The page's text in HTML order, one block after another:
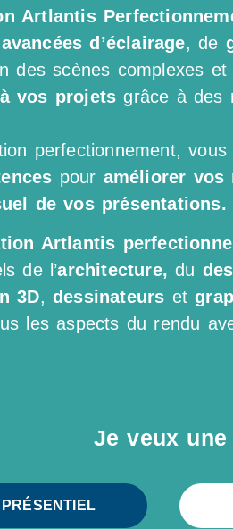
Artlantis
d’éclairage, de
des scènes complexes
vos projets grâce à des
perfectionnement,
pour améliorer vos
de vos présentations.
Artlantis
de l’architecture, du
3D, dessinateurs et
les aspects du rendu
Je veux